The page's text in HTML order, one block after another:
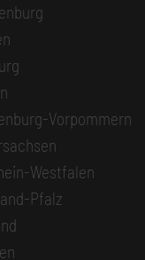
Vorpommern
Westfalen
Pfalz